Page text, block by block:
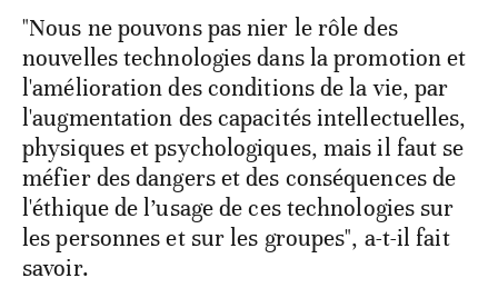
"Nous ne pouvons pas nier le rôle des
nouvelles technologies dans la promotion et
l'amélioration des conditions de la vie, par
l'augmentation des capacités intellectuelles,
physiques et psychologiques, mais il faut se
méfier des dangers et des conséquences de
l'éthique de l’usage de ces technologies sur
les personnes et sur les groupes", a-t-il fait
savoir.